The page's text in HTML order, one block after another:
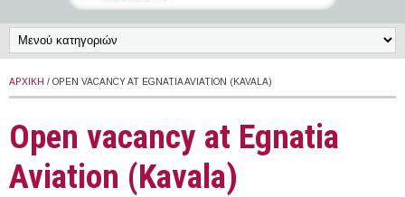
ΑΡΧΙΚΉ / OPEN VACANCY AT EGNATIA AVIATION (KAVALA)
Open vacancy at Egnatia
Aviation (Kavala)